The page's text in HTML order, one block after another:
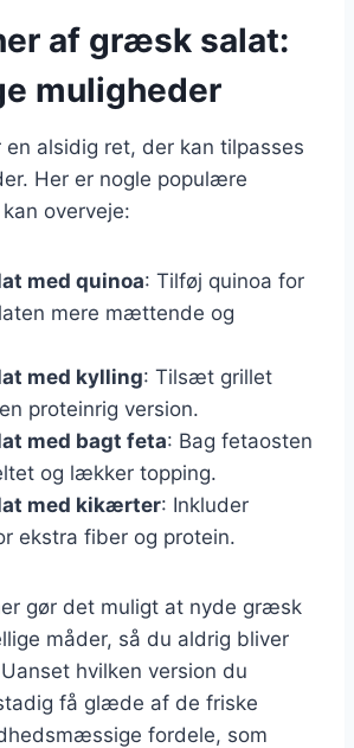
af græsk salat:
muligheder
alsidig ret, der kan tilpasses
Her er nogle populære
overveje:
med quinoa: Tilføj quinoa for
mere mættende og
med kylling: Tilsæt grillet
proteinrig version.
med bagt feta: Bag fetaosten
og lækker topping.
med kikærter: Inkluder
ekstra fiber og protein.
gør det muligt at nyde græsk
måder, så du aldrig bliver
hvilken version du
få glæde af de friske
fordele, som